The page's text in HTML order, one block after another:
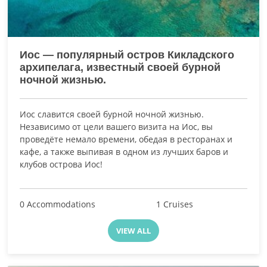
Иос — популярный остров Кикладского
архипелага, известный своей бурной
ночной жизнью.
Иос славится своей бурной ночной жизнью.
Независимо от цели вашего визита на Иос, вы
проведёте немало времени, обедая в ресторанах и
кафе, а также выпивая в одном из лучших баров и
клубов острова Иос!
0 Accommodations 1 Cruises
VIEW ALL